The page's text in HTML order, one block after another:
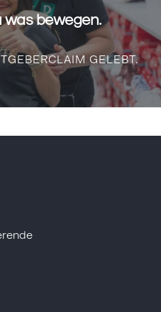
bewegen.
GELEBT.